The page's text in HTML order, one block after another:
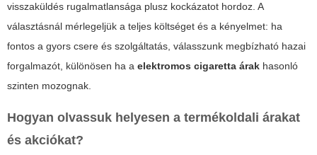
visszaküldés rugalmatlansága plusz kockázatot hordoz. A
választásnál mérlegeljük a teljes költséget és a kényelmet: ha
fontos a gyors csere és szolgáltatás, válasszunk megbízható hazai
forgalmazót, különösen ha a elektromos cigaretta árak hasonló
szinten mozognak.
Hogyan olvassuk helyesen a termékoldali árakat
és akciókat?